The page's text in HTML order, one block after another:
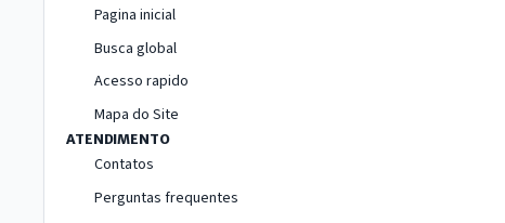
Pagina inicial
Busca global
Acesso rapido
Mapa do Site
ATENDIMENTO
Contatos
Perguntas frequentes